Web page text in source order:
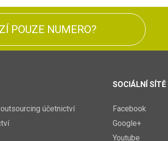
POUZE NUMERO?
účetnictví
SOCIÁLNÍ SÍTĚ
Facebook
Google+
Youtube